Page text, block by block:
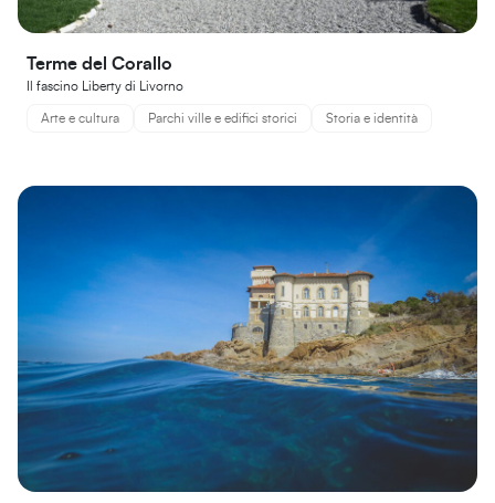
Terme del Corallo
Il fascino Liberty di Livorno
Arte e cultura Parchi ville e edifici storici Storia e identità